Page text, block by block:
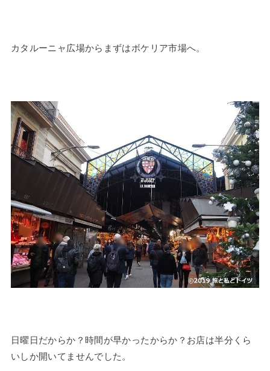
カタルーニャ広場からまずはボケリア市場へ。
日曜日だからか？時間が早かったからか？お店は半分くら
いしか開いてませんでした。